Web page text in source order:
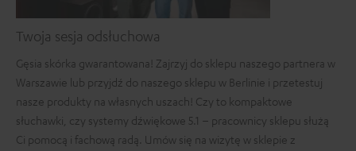
Twoja sesja odsłuchowa
Gęsia skórka gwarantowana! Zajrzyj do sklepu naszego partnera w
Warszawie lub przyjdź do naszego sklepu w Berlinie i przetestuj
nasze produkty na własnych uszach! Czy to kompaktowe
słuchawki, czy systemy dźwiękowe 5.1 – pracownicy sklepu służą
Ci pomocą i fachową radą. Umów się na wizytę w sklepie z